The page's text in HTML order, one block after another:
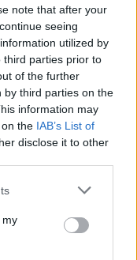
note that after your
seeing
utilized by
third parties prior to
of the further
by third parties on the
information may
the IAB’s List of
disclose it to other
or more Google
You may click to
third-party tags to
in below Google
my
reale?
di
foto